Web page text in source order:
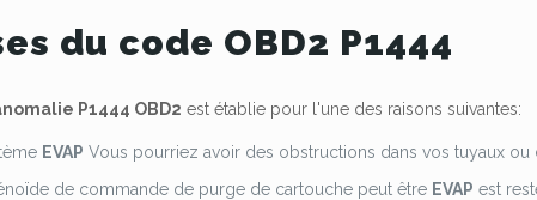
du code OBD2 P1444
P1444 OBD2 est établie pour l'une des raisons suivantes:
EVAP Vous pourriez avoir des obstructions dans vos tuyaux ou
de commande de purge de cartouche peut être EVAP est